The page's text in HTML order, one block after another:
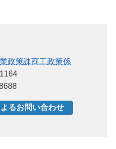
政策課商工政策係